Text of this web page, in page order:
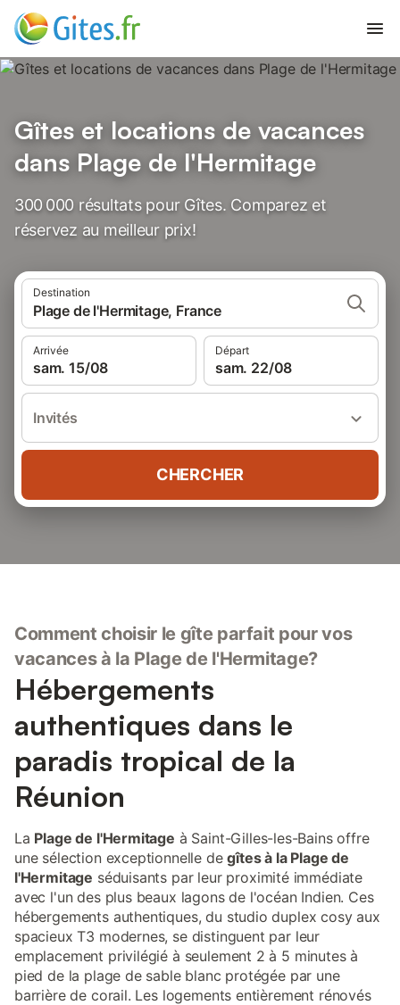
Gîtes et locations de vacances
dans Plage de l'Hermitage
300 000 résultats pour Gîtes. Comparez et
réservez au meilleur prix!
Destination
Plage de l'Hermitage, France
Arrivée
sam. 15/08
Départ
sam. 22/08
Invités
CHERCHER
Comment choisir le gîte parfait pour vos
vacances à la Plage de l'Hermitage?
Hébergements
authentiques dans le
paradis tropical de la
Réunion
La Plage de l'Hermitage à Saint-Gilles-les-Bains offre
une sélection exceptionnelle degîtes à la Plage de
l'Hermitage séduisants par leur proximité immédiate
avec l'un des plus beaux lagons de l'océan Indien. Ces
hébergements authentiques, du studio duplex cosy aux
spacieux T3 modernes, se distinguent par leur
emplacement privilégié à seulement 2 à 5 minutes à
pied de la plage de sable blanc protégée par une
barrière de corail. Les logements entièrement rénovés